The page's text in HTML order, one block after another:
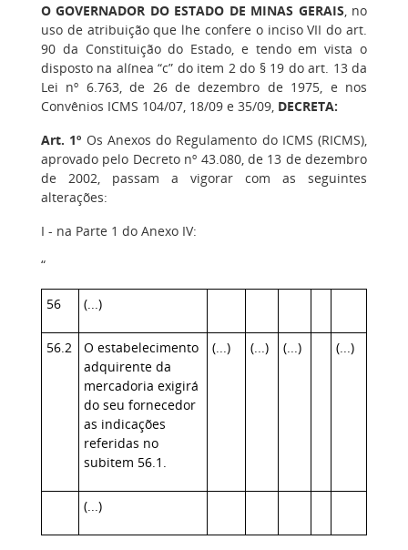
O GOVERNADOR DO ESTADO DE MINAS GERAIS, no
uso de atribuição que lhe confere o inciso VII do art.
90 da Constituição do Estado, e tendo em vista o
disposto na alínea “c” do item 2 do § 19 do art. 13 da
Lei nº 6.763, de 26 de dezembro de 1975, e nos
Convênios ICMS 104/07, 18/09 e 35/09, DECRETA:
Art. 1º Os Anexos do Regulamento do ICMS (RICMS),
aprovado pelo Decreto nº 43.080, de 13 de dezembro
de 2002, passam a vigorar com as seguintes
alterações:
I - na Parte 1 do Anexo IV:
“
56 (...)
56.2
O estabelecimento
adquirente da
mercadoria exigirá
do seu fornecedor
as indicações
referidas no
subitem 56.1.
(...) (...) (...) (...)
(...)